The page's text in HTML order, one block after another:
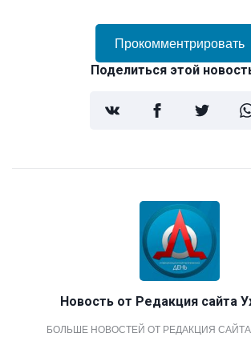
Прокомментрировать
Поделиться этой
Новость от Редакция сайта
БОЛЬШЕ НОВОСТЕЙ ОТ РЕДАКЦИЯ САЙТА